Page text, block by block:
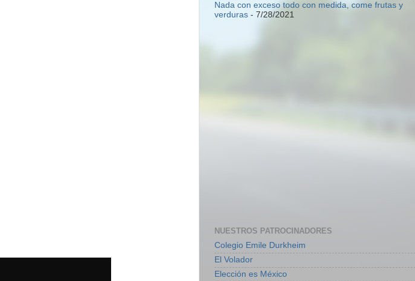
Nada con exceso todo con medida, come frutas y
verduras - 7/28/2021
NUESTROS PATROCINADORES
Colegio Emile Durkheim
El Volador
Elección es México